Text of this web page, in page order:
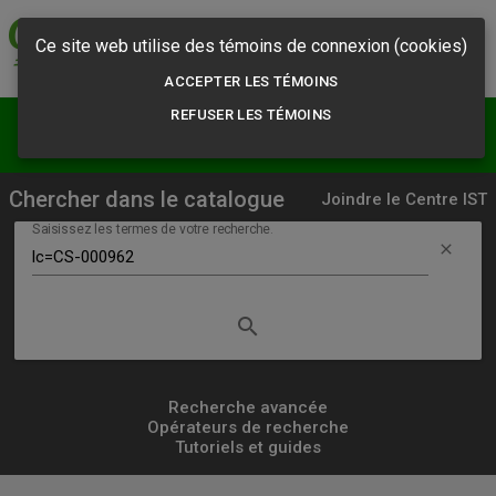
normes, de l'équité,
de la santé et de la
Chercher dans le catalogue Joindre le Centre IST
Saisissez les termes de votre recherche.
clear
searchLancer
recherche
simple
Recherche avancée
Opérateurs de recherche
Tutoriels et guides
Ce site web utilise des témoins de connexion (cookies)
ACCEPTER LES TÉMOINS
REFUSER LES TÉMOINS